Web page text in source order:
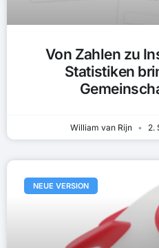
Von Zahlen zu
Statistiken
William van Rijn 2.
NEUE VERSION